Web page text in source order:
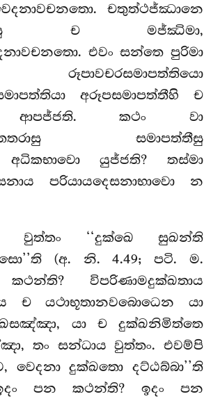
චතුත්ථජ්ඣානෙ
ච මජ්ඣිමා,
එවං සන්තෙ පුරිමා
අරූපසමාපත්තීහි ච
ආපජ්ජති. කථං වා
සමාපත්තීසු
අධිකභාවො යුජ්ජති? තස්මා
පරියායදෙසනාභාවො න
‘‘දුක්ඛෙ සුඛන්ති
(අ. නි. 4.49; පටි. ම.
විපරිණාමදුක්ඛතාය
ච යථාභූතානවබොධෙන යා
යා ච දුක්ඛනිමිත්තෙ
තං සන්ධාය වුත්තං. එවම්පි
වෙදනා දුක්ඛතො දට්ඨබ්බා’’ති
පන කථන්ති? ඉදං පන